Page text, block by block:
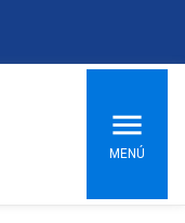
MENÚ